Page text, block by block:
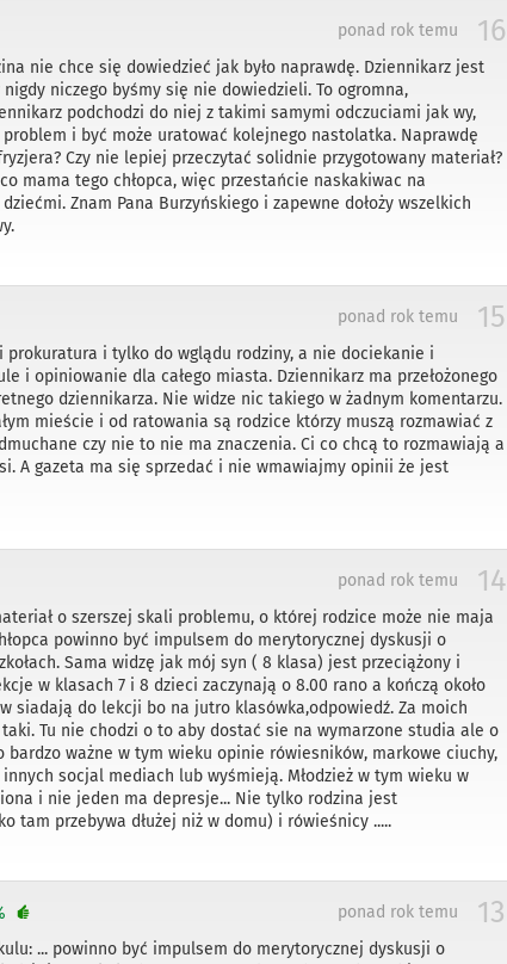
16
ponad rok temu
nie chce się dowiedzieć jak było naprawdę. Dziennikarz jest
niczego byśmy się nie dowiedzieli. To ogromna,
podchodzi do niej z takimi samymi odczuciami jak wy,
i być może uratować kolejnego nastolatka. Naprawdę
Czy nie lepiej przeczytać solidnie przygotowany materiał?
mama tego chłopca, więc przestańcie naskakiwac na
Znam Pana Burzyńskiego i zapewne dołoży wszelkich
15
ponad rok temu
i tylko do wglądu rodziny, a nie dociekanie i
i opiniowanie dla całego miasta. Dziennikarz ma przełożonego
dziennikarza. Nie widze nic takiego w żadnym komentarzu.
mieście i od ratowania są rodzice którzy muszą rozmawiać z
czy nie to nie ma znaczenia. Ci co chcą to rozmawiają a
A gazeta ma się sprzedać i nie wmawiajmy opinii że jest
14
ponad rok temu
o szerszej skali problemu, o której rodzice może nie maja
powinno być impulsem do merytorycznej dyskusji o
Sama widzę jak mój syn ( 8 klasa) jest przeciążony i
w klasach 7 i 8 dzieci zaczynają o 8.00 rano a kończą około
siadają do lekcji bo na jutro klasówka,odpowiedź. Za moich
Tu nie chodzi o to aby dostać sie na wymarzone studia ale o
bardzo ważne w tym wieku opinie rówiesników, markowe ciuchy,
socjal mediach lub wyśmieją. Młodzież w tym wieku w
i nie jeden ma depresje... Nie tylko rodzina jest
tam przebywa dłużej niż w domu) i rówieśnicy .....
13
ponad rok temu
... powinno być impulsem do merytorycznej dyskusji o